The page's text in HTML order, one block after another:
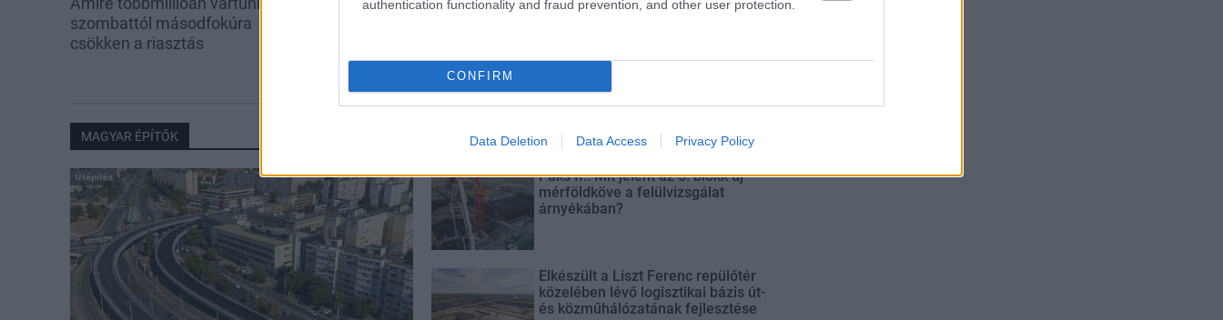
authentication functionality and fraud prevention, and other user protection.
CONFIRM
Data Deletion Data Access Privacy Policy
szombattól másodfokúra
csökken a riasztás
MAGYAR ÉPÍTŐK
Útépítés
Paks II.: Mit jelent az 5. blokk új
mérföldköve a felülvizsgálat
árnyékában?
Elkészült a Liszt Ferenc repülőtér
közelében lévő logisztikai bázis út-
és közműhálózatának fejlesztése